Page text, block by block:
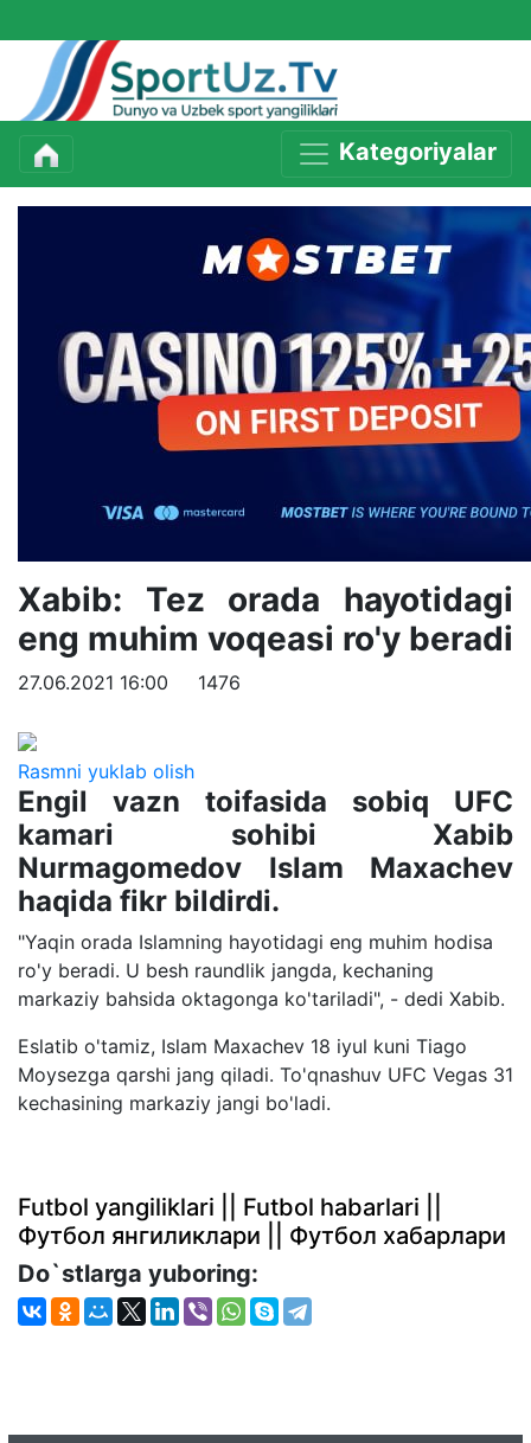
Kategoriyalar
Xabib: Tez orada hayotidagi
eng muhim voqeasi ro'y beradi
27.06.2021 16:00 1476
Rasmni yuklab olish
Engil vazn toifasida sobiq UFC
kamari sohibi Xabib
Nurmagomedov Islam Maxachev
haqida fikr bildirdi.
"Yaqin orada Islamning hayotidagi eng muhim hodisa
ro'y beradi. U besh raundlik jangda, kechaning
markaziy bahsida oktagonga ko'tariladi", - dedi Xabib.
Eslatib o'tamiz, Islam Maxachev 18 iyul kuni Tiago
Moysezga qarshi jang qiladi. To'qnashuv UFC Vegas 31
kechasining markaziy jangi bo'ladi.
Futbol yangiliklari || Futbol habarlari ||
Футбол янгиликлари || Футбол хабарлари
Do`stlarga yuboring: